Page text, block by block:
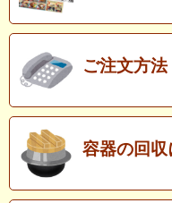
ご注文方法
容器の回収